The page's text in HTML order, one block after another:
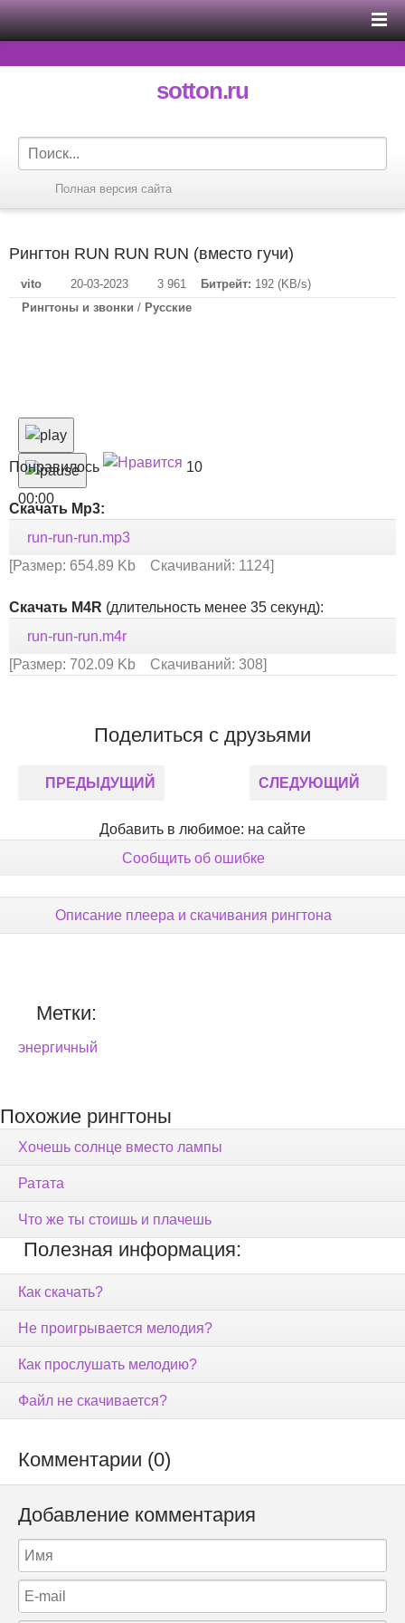
sotton.ru
Полная версия сайта
Рингтон RUN RUN RUN (вместо гучи)
vito 20-03-2023 3 961 Битрейт: 192 (KB/s)
Рингтоны и звонки / Русские
00:00
Понравилось 10
Скачать Mp3:
run-run-run.mp3
[Размер: 654.89 Kb Скачиваний: 1124]
Скачать M4R (длительность менее 35 секунд):
run-run-run.m4r
[Размер: 702.09 Kb Скачиваний: 308]
Поделиться с друзьями
ПРЕДЫДУЩИЙ СЛЕДУЮЩИЙ
Добавить в любимое: на сайте
Сообщить об ошибке
Описание плеера и скачивания рингтона
Метки:
энергичный
Похожие рингтоны
Хочешь солнце вместо лампы
Ратата
Что же ты стоишь и плачешь
Полезная информация:
Как скачать?
Не проигрывается мелодия?
Как прослушать мелодию?
Файл не скачивается?
Комментарии (0)
Добавление комментария